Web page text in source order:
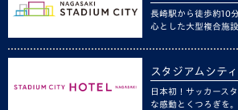
長崎駅から徒歩約10
心とした大型複合施設
スタジアムシテ
日本初！サッカース
な感動とくつろぎを。